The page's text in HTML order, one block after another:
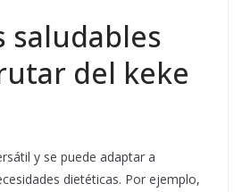
saludables
del keke
y se puede adaptar a
dietéticas. Por ejemplo,